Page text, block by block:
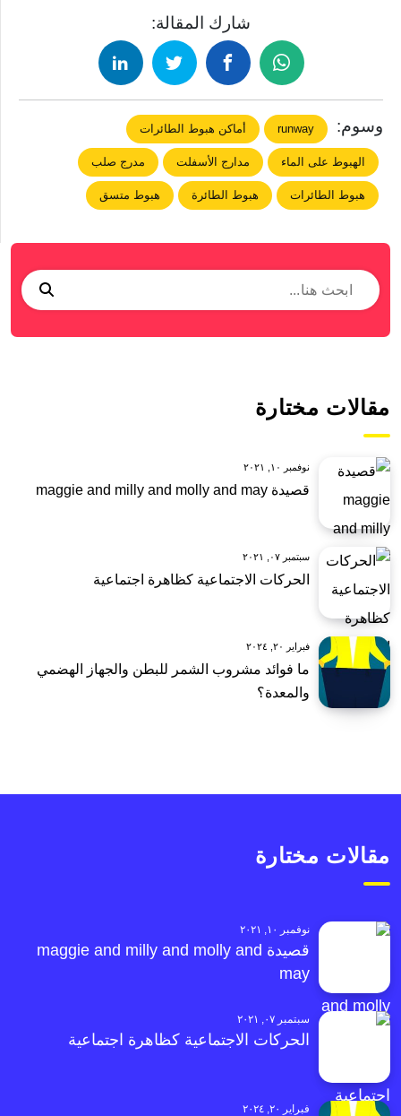
شارك المقالة:
وسوم: runway أماكن هبوط الطائرات
الهبوط على الماء مدارج الأسفلت مدرج صلب
هبوط الطائرات هبوط الطائرة هبوط متسق
مقالات مختارة
نوفمبر ١٠, ٢٠٢١
قصيدة maggie and milly and molly and may
سبتمبر ٠٧, ٢٠٢١
الحركات الاجتماعية كظاهرة اجتماعية
فبراير ٢٠, ٢٠٢٤
ما فوائد مشروب الشمر للبطن والجهاز الهضمي
والمعدة؟
مقالات مختارة
نوفمبر ١٠, ٢٠٢١
قصيدة maggie and milly and molly and
may
سبتمبر ٠٧, ٢٠٢١
الحركات الاجتماعية كظاهرة اجتماعية
فبراير ٢٠, ٢٠٢٤